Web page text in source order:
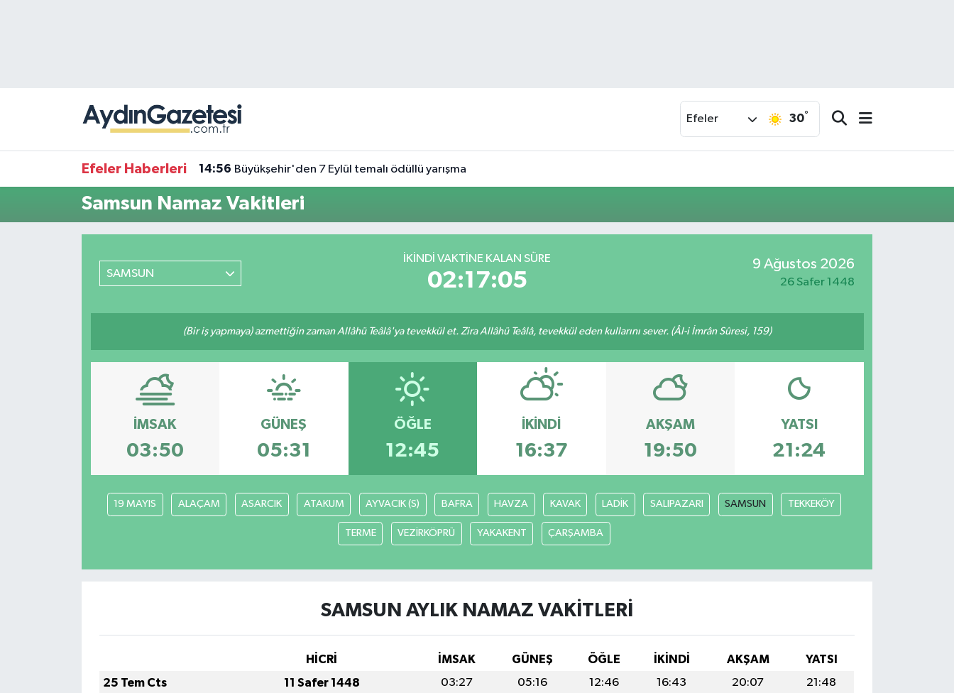
Efeler 30°
Efeler Haberleri 14:56 Büyükşehir'den 7 Eylül temalı ödüllü yarışma
Samsun Namaz Vakitleri
SAMSUN
İKINDI VAKTINE KALAN SÜRE
02:17:05
9 Ağustos 2026
26 Safer 1448
(Bir iş yapmaya) azmettiğin zaman Allâhü Teâlâ'ya tevekkül et. Zira Allâhü Teâlâ, tevekkül eden kullarını sever. (Âl-i İmrân Sûresi, 159)
İMSAK
03:50
GÜNEŞ
05:31
ÖĞLE
12:45
İKINDI
16:37
AKŞAM
19:50
YATSI
21:24
19 MAYIS ALAÇAM ASARCIK ATAKUM AYVACIK (S) BAFRA HAVZA KAVAK LADİK SALIPAZARI SAMSUN TEKKEKÖY
TERME VEZİRKÖPRÜ YAKAKENT ÇARŞAMBA
SAMSUN AYLIK NAMAZ VAKITLERI
HİCRİ İMSAK GÜNEŞ ÖĞLE İKINDI AKŞAM
YATSI
25 Tem Cts
11 Safer 1448 03:27 05:16 12:46 16:43 20:07
21:48
Süper Lig Puan Durumu ve Fikstür
Tüm Manşetler
Son Dakika Haberleri
Haber Arşivi